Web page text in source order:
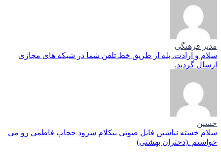
مدیر فرهنگی
سلام و ارادت. بله از طریق خط تلفن شما در شبکه های مجازی
ارسال گردید.
حسین
سلام خسته نباشین فایل صوتی بیکلام سرود حجاب فاطمی رو می
خواستم .(دختران بهشتی)